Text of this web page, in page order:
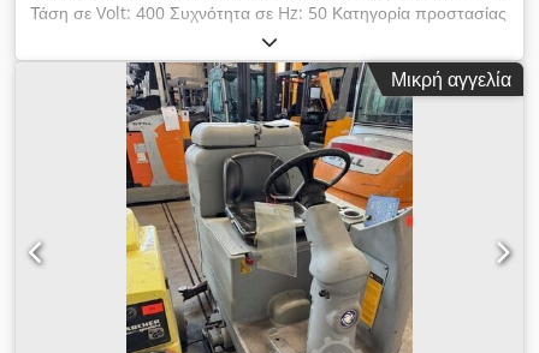
Τάση σε Volt: 400 Συχνότητα σε Hz: 50 Κατηγορία προστασίας
IP: 55 Κατηγορία προστασίας: I Κατανάλωση ισχύος σε
κιλοβάτ: 4 Όγκος αέρα χωρίς σωλήνα σε m³/h - l/min: 489 -
8150 Μέγιστη αρνητική πίεση σε kPa-mbar: 30 - 300 Επίπεδο
θορύβου σε dB(A): 72 Όγκος δεξαμενής σε λίτρα: 100 Τύπος
κύριου φίλτρου: Πολυεστερικό φίλτρο Star Εμβαδόν κύριου
φίλτρου σε cm²: 19500 HEPA H14 σε cm²: - Είσοδος σε mm:
70 Διαστάσεις L x W x H σε mm: 1130x600x1530 Βάρος σε kg:
139 Προαιρετικό σύστημα Longopac: - Τριφασικό βύσμα 5
πόλων: Περιλαμβάνεται Βύσμα με μετατροπέα φάσεων:
Περιλαμβάνεται Αναδευτήρας φίλτρων (χειροκίνητος):
Περιλαμβάνεται Δοχείο αξεσουάρ: περιλαμβάνεται Αφαιρούμενο
δοχείο: περιλαμβάνεται Σασί με φρένα: περιλαμβάνεται
Διακόπτης προστασίας κινητήρα: περιλαμβάνεται Cjdpfxer E
Μικρή αγγελία